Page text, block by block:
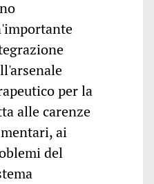
per la
alle carenze
ai
del